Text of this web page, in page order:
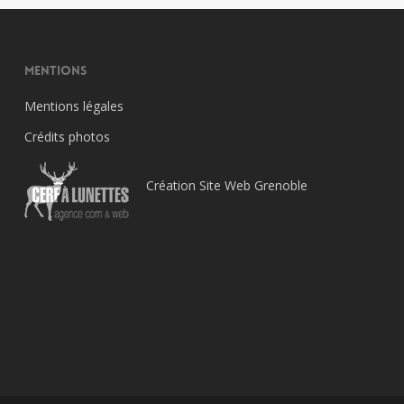
Mentions
Mentions légales
Crédits photos
Création Site Web Grenoble